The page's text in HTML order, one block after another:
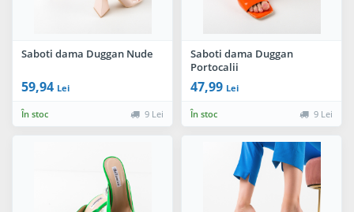
Saboti dama Duggan Nude
59,94 Lei
În stoc 9 Lei
Saboti dama Duggan
Portocalii
47,99 Lei
În stoc 9 Lei